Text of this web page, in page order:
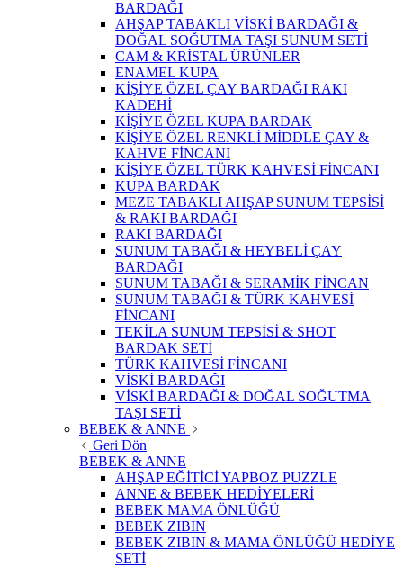
BARDAĞI
AHŞAP TABAKLI VİSKİ BARDAĞI &
DOĞAL SOĞUTMA TAŞI SUNUM SETİ
CAM & KRİSTAL ÜRÜNLER
ENAMEL KUPA
KİŞİYE ÖZEL ÇAY BARDAĞI RAKI
KADEHİ
KİŞİYE ÖZEL KUPA BARDAK
KİŞİYE ÖZEL RENKLİ MİDDLE ÇAY &
KAHVE FİNCANI
KİŞİYE ÖZEL TÜRK KAHVESİ FİNCANI
KUPA BARDAK
MEZE TABAKLI AHŞAP SUNUM TEPSİSİ
& RAKI BARDAĞI
RAKI BARDAĞI
SUNUM TABAĞI & HEYBELİ ÇAY
BARDAĞI
SUNUM TABAĞI & SERAMİK FİNCAN
SUNUM TABAĞI & TÜRK KAHVESİ
FİNCANI
TEKİLA SUNUM TEPSİSİ & SHOT
BARDAK SETİ
TÜRK KAHVESİ FİNCANI
VİSKİ BARDAĞI
VİSKİ BARDAĞI & DOĞAL SOĞUTMA
TAŞI SETİ
BEBEK & ANNE
Geri Dön
BEBEK & ANNE
AHŞAP EĞİTİCİ YAPBOZ PUZZLE
ANNE & BEBEK HEDİYELERİ
BEBEK MAMA ÖNLÜĞÜ
BEBEK ZIBIN
BEBEK ZIBIN & MAMA ÖNLÜĞÜ HEDİYE
SETİ